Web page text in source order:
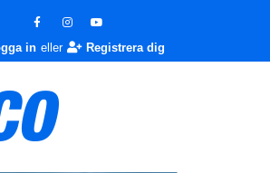
in eller Registrera dig